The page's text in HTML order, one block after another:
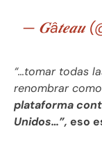
— 𝑮â𝒕𝒆𝒂𝒖
“…tomar todas
renombrar
plataforma
Unidos…”, eso